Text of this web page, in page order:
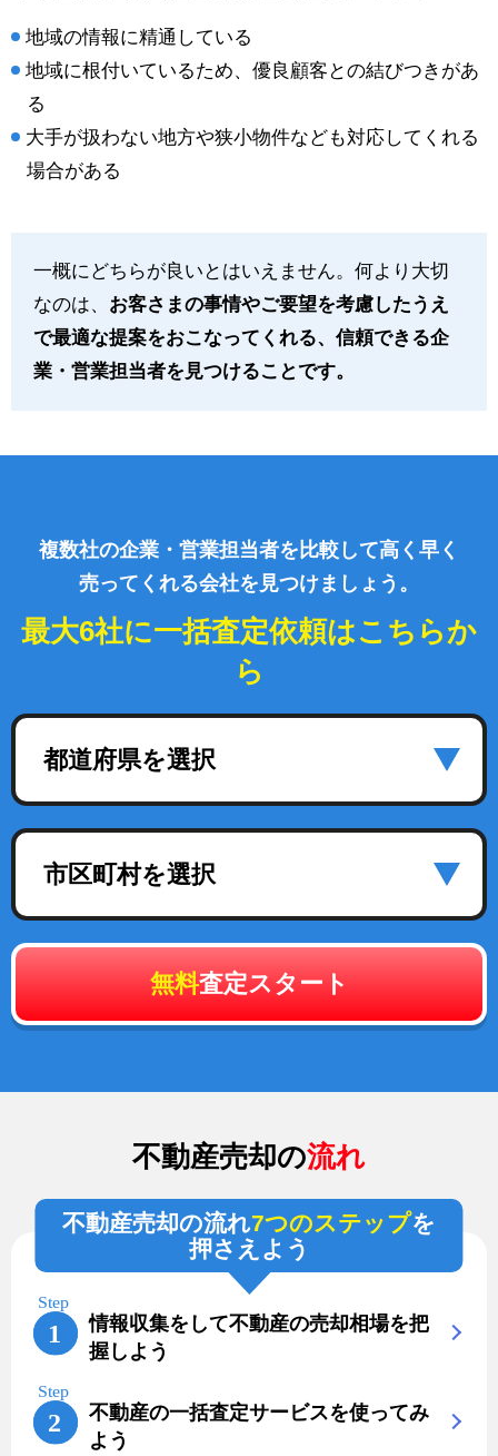
地域の情報に精通している
地域に根付いているため、優良顧客との結びつきがあ
る
大手が扱わない地方や狭小物件なども対応してくれる
場合がある
一概にどちらが良いとはいえません。何より大切
なのは、 お客さまの事情やご要望を考慮したうえ
で最適な提案をおこなってくれる、信頼できる企
業・営業担当者を見つけることです。
複数社の企業・営業担当者を比較して高く早く
売ってくれる会社を見つけましょう。
最大6社に一括査定依頼はこちらか
ら
都道府県を選択
市区町村を選択
無料査定スタート
不動産売却の流れ
不動産売却の流れ7つのステップを
押さえよう
情報収集をして不動産の売却相場を把
握しよう
不動産の一括査定サービスを使ってみ
よう